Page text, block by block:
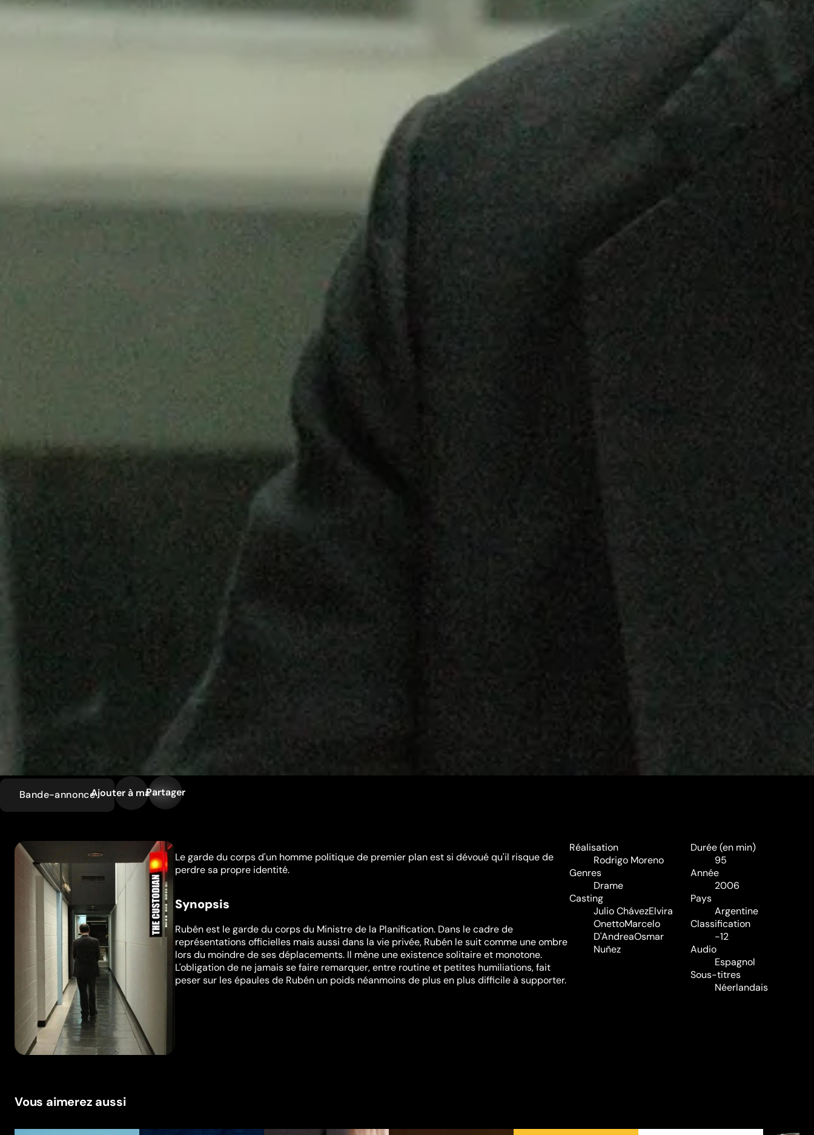
Bande-annonceAjouter à ma liste
Partager
Le garde du corps d'un homme politique de premier plan est si dévoué qu'il risque de
perdre sa propre identité.
Synopsis
Rubén est le garde du corps du Ministre de la Planification. Dans le cadre de
représentations officielles mais aussi dans la vie privée, Rubén le suit comme une ombre
lors du moindre de ses déplacements. Il mène une existence solitaire et monotone.
L'obligation de ne jamais se faire remarquer, entre routine et petites humiliations, fait
peser sur les épaules de Rubén un poids néanmoins de plus en plus difficile à supporter.
Réalisation
Rodrigo Moreno
Genres
Drame
Casting
Julio ChávezElvira
OnettoMarcelo
D'AndreaOsmar
Nuñez
Durée (en min)
95
Année
2006
Pays
Argentine
Classification
-12
Audio
Espagnol
Sous-titres
Néerlandais
Vous aimerez aussi